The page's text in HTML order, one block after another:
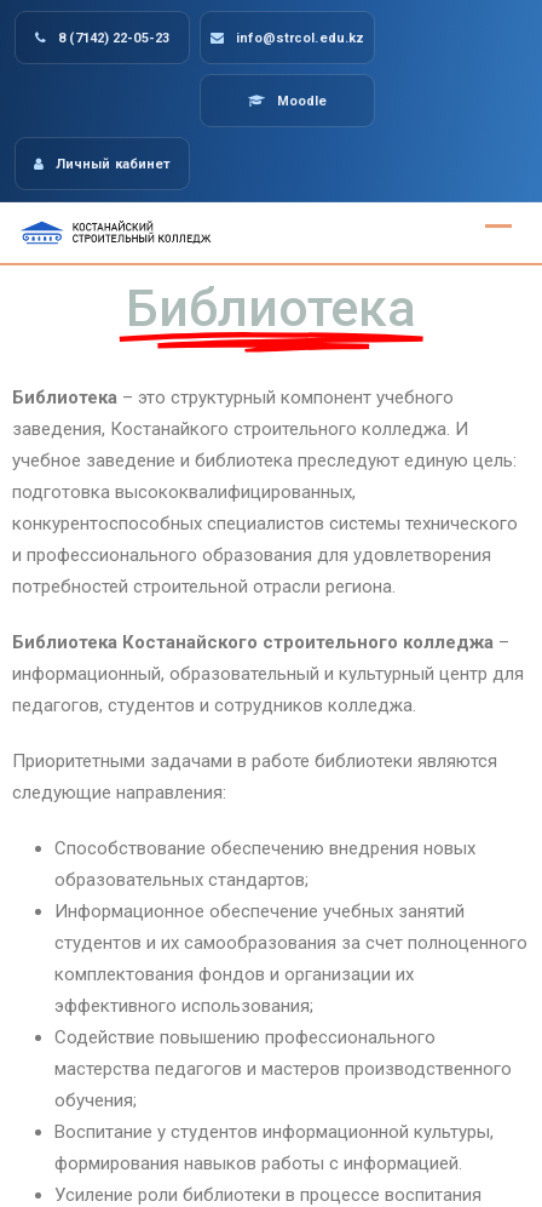
8 (7142) 22-05-23 info@strcol.edu.kz
Moodle
Личный кабинет
Библиотека
Библиотека – это структурный компонент учебного
заведения, Костанайкого строительного колледжа. И
учебное заведение и библиотека преследуют единую цель:
подготовка высококвалифицированных,
конкурентоспособных специалистов системы технического
и профессионального образования для удовлетворения
потребностей строительной отрасли региона.
Библиотека Костанайского строительного колледжа –
информационный, образовательный и культурный центр для
педагогов, студентов и сотрудников колледжа.
Приоритетными задачами в работе библиотеки являются
следующие направления:
Способствование обеспечению внедрения новых
образовательных стандартов;
Информационное обеспечение учебных занятий
студентов и их самообразования за счет полноценного
комплектования фондов и организации их
эффективного использования;
Содействие повышению профессионального
мастерства педагогов и мастеров производственного
обучения;
Воспитание у студентов информационной культуры,
формирования навыков работы с информацией.
Усиление роли библиотеки в процессе воспитания